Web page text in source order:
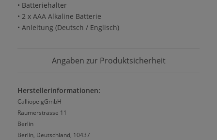
• Batteriehalter
• 2 x AAA Alkaline Batterie
• Anleitung (Deutsch / Englisch)
Angaben zur Produktsicherheit
Herstellerinformationen:
Calliope gGmbH
Raumerstrasse 11
Berlin
Berlin, Deutschland, 10437